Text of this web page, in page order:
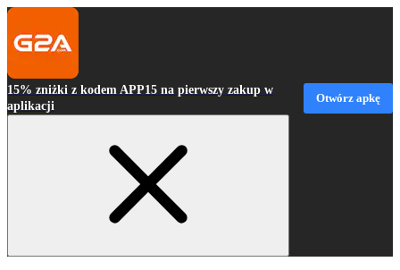
15% zniżki z kodem APP15 na pierwszy zakup w
aplikacji
Otwórz apkę